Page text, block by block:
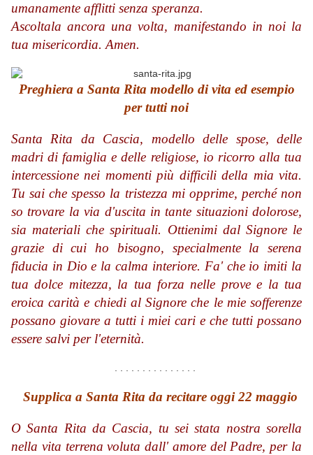
umanamente afflitti senza speranza.
Ascoltala ancora una volta, manifestando in noi la
tua misericordia. Amen.
Preghiera a Santa Rita modello di vita ed esempio
per tutti noi
Santa Rita da Cascia, modello delle spose, delle
madri di famiglia e delle religiose, io ricorro alla tua
intercessione nei momenti più difficili della mia vita.
Tu sai che spesso la tristezza mi opprime, perché non
so trovare la via d'uscita in tante situazioni dolorose,
sia materiali che spirituali. Ottienimi dal Signore le
grazie di cui ho bisogno, specialmente la serena
fiducia in Dio e la calma interiore. Fa' che io imiti la
tua dolce mitezza, la tua forza nelle prove e la tua
eroica carità e chiedi al Signore che le mie sofferenze
possano giovare a tutti i miei cari e che tutti possano
essere salvi per l'eternità.
Supplica a Santa Rita da recitare oggi 22 maggio
O Santa Rita da Cascia, tu sei stata nostra sorella
nella vita terrena voluta dall' amore del Padre, per la